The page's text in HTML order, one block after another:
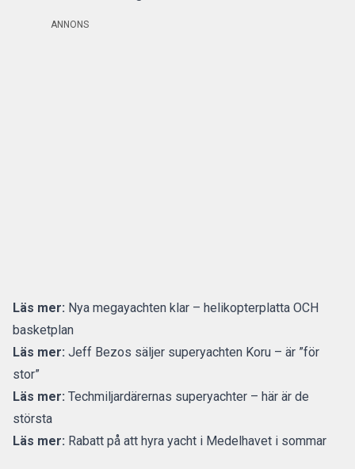
ANNONS
Läs mer: Nya megayachten klar – helikopterplatta OCH
basketplan
Läs mer: Jeff Bezos säljer superyachten Koru – är ”för
stor”
Läs mer: Techmiljardärernas superyachter – här är de
största
Läs mer: Rabatt på att hyra yacht i Medelhavet i sommar